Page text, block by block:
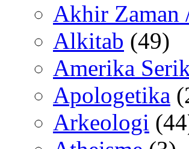
Akhir Zaman
Alkitab (49)
Amerika
Apologetika
Arkeologi